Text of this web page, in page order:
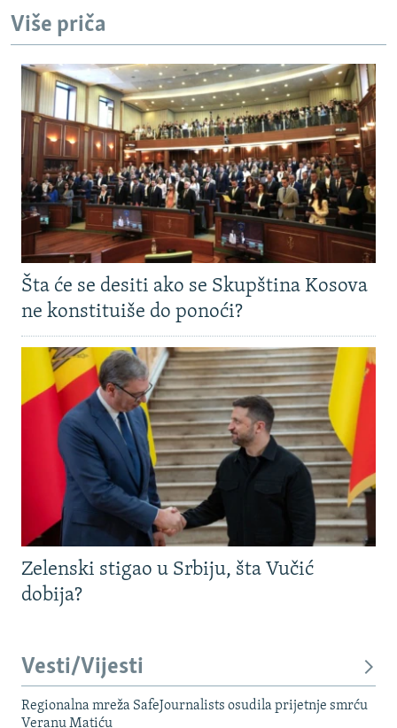
Više priča
Šta će se desiti ako se Skupština Kosova
ne konstituiše do ponoći?
Zelenski stigao u Srbiju, šta Vučić
dobija?
Vesti/Vijesti
Regionalna mreža SafeJournalists osudila prijetnje smrću
Veranu Matiću